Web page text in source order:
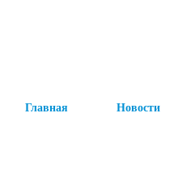
Главная Новости